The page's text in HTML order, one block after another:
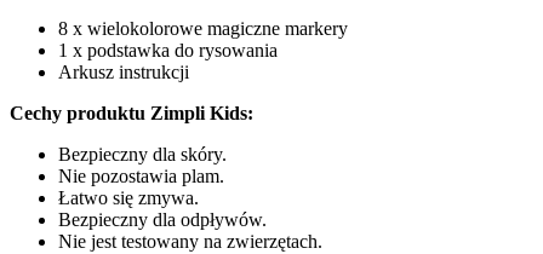
8 x wielokolorowe magiczne markery
1 x podstawka do rysowania
Arkusz instrukcji
Cechy produktu Zimpli Kids:
Bezpieczny dla skóry.
Nie pozostawia plam.
Łatwo się zmywa.
Bezpieczny dla odpływów.
Nie jest testowany na zwierzętach.